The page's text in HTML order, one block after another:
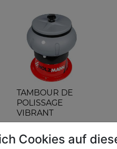
TAMBOUR DE
POLISSAGE
VIBRANT
VPT8KG
Cookies auf